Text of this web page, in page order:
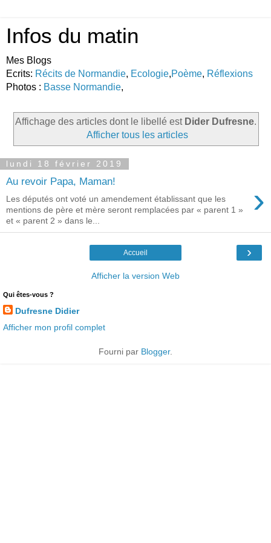
Infos du matin
Mes Blogs
Ecrits: Récits de Normandie, Ecologie,Poème, Réflexions
Photos : Basse Normandie,
Affichage des articles dont le libellé est Dider Dufresne.
Afficher tous les articles
lundi 18 février 2019
Au revoir Papa, Maman! ›
Les députés ont voté un amendement établissant que les
mentions de père et mère seront remplacées par « parent 1 »
et « parent 2 » dans le...
›
Accueil
Afficher la version Web
Qui êtes-vous ?
Dufresne Didier
Afficher mon profil complet
Fourni par Blogger.